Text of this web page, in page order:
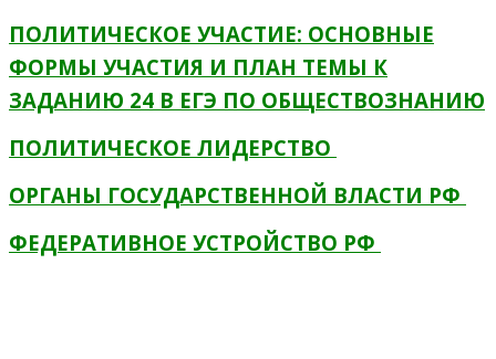
ПОЛИТИЧЕСКОЕ УЧАСТИЕ: ОСНОВНЫЕ
ФОРМЫ УЧАСТИЯ И ПЛАН ТЕМЫ К
ЗАДАНИЮ 24 В ЕГЭ ПО ОБЩЕСТВОЗНАНИЮ
ПОЛИТИЧЕСКОЕ ЛИДЕРСТВО
ОРГАНЫ ГОСУДАРСТВЕННОЙ ВЛАСТИ РФ
ФЕДЕРАТИВНОЕ УСТРОЙСТВО РФ